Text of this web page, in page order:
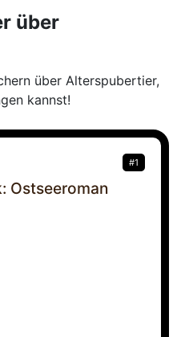
über
über Alterspubertier,
kannst!
#1
Ostseeroman